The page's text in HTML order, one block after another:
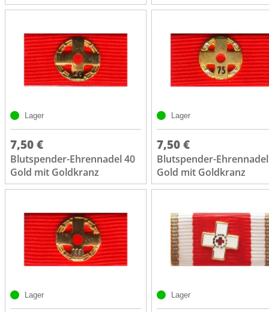
Lager
7,50 €
Blutspender-Ehrennadel 40
Gold mit Goldkranz
Lager
7,50 €
Blutspender-
Gold mit Goldkranz
Lager Lager